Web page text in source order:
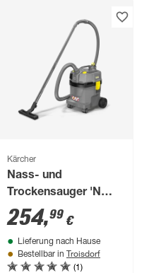
Kärcher
Nass- und
Trockensauger 'NT
22/1 Ap Te L' 1300 W
254,99 €
Lieferung nach Hause
Bestellbar in Troisdorf
(1)